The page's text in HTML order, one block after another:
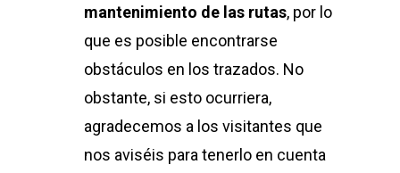
mantenimiento de las rutas, por lo
que es posible encontrarse
obstáculos en los trazados. No
obstante, si esto ocurriera,
agradecemos a los visitantes que
nos aviséis para tenerlo en cuenta